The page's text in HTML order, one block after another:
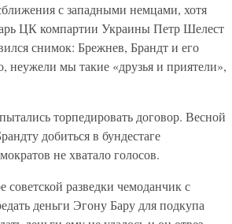
с западными немцами, хотя
ЦК компартии Украины Петр Шелест
снимок: Брежнев, Брандт и его
неужели мы такие «друзья и приятели»,
торпедировать договор. Весной
добиться в бундестаге
не хватало голосов.
разведки чемоданчик с
деньги Эгону Бару для подкупа